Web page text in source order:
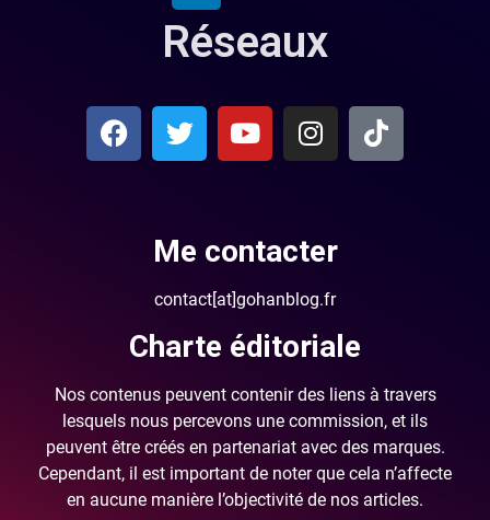
Réseaux
Me contacter
contact[at]gohanblog.fr
Charte éditoriale
Nos contenus peuvent contenir des liens à travers
lesquels nous percevons une commission, et ils
peuvent être créés en partenariat avec des marques.
Cependant, il est important de noter que cela n’affecte
en aucune manière l’objectivité de nos articles.